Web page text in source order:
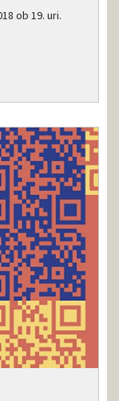
ob 19. uri.